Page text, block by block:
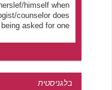
himself when
counselor does
asked for one……
בלגניסטית